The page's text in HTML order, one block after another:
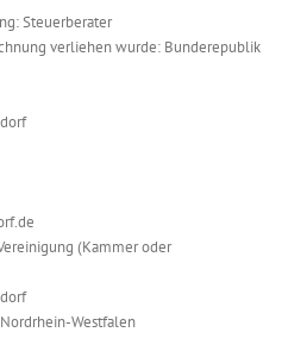
Steuerberater
verliehen wurde: Bunderepublik
(Kammer oder
Westfalen